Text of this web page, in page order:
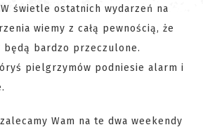
świetle ostatnich wydarzeń na
wiemy z całą pewnością, że
będą bardzo przeczulone.
pielgrzymów podniesie alarm i
Wam na te dwa weekendy